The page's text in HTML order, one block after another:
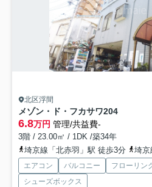
北区浮間
メゾン・ド・フカサワ204
6.8万円 管理/共益費-
3階 / 23.00㎡ / 1DK /築34年
埼京線「北赤羽」駅 徒歩3分
埼京
エアコン バルコニー フローリン
シューズボックス